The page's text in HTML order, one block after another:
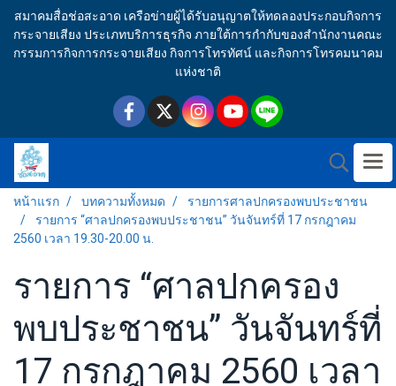
สมาคมสื่อช่อสะอาด เครือข่ายผู้ได้รับอนุญาตให้ทดลองประกอบกิจการ
กระจายเสียง ประเภทบริการธุรกิจ ภายใต้การกำกับของสำนักงานคณะ
กรรมการกิจการกระจายเสียง กิจการโทรทัศน์ และกิจการโทรคมนาคม
แห่งชาติ
หน้าแรก บทความทั้งหมด
รายการศาลปกครองพบประชาชน
รายการ “ศาลปกครองพบประชาชน” วันจันทร์ที่ 17 กรกฎาคม
2560 เวลา 19.30-20.00 น.
รายการ “ศาลปกครอง
พบประชาชน” วันจันทร์ที่
17 กรกฎาคม 2560 เวลา